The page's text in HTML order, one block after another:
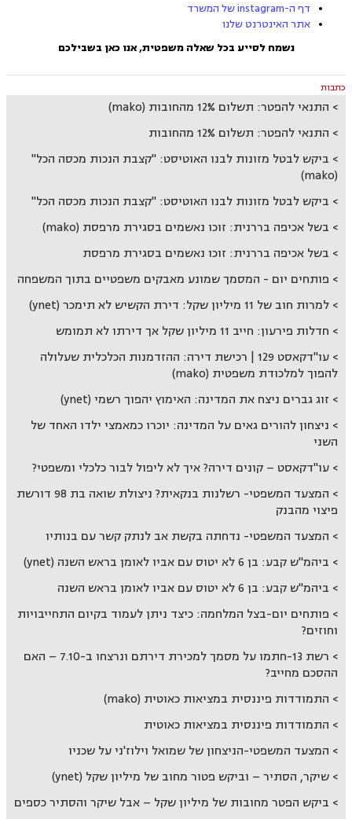
דף ה-instagram של המשרד
אתר האינטרנט שלנו
נשמח לסייע בכל שאלה משפטית, אנו כאן בשבילכם
כתבות
התנאי להפטר: תשלום 12% מהחובות (mako)
התנאי להפטר: תשלום 12% מהחובות
ביקש לבטל מזונות לבנו האוטיסט: "קצבת הנכות מכסה הכל"
(mako)
ביקש לבטל מזונות לבנו האוטיסט: "קצבת הנכות מכסה הכל"
בשל אכיפה בררנית: זוכו נאשמים בסגירת מרפסת (mako)
בשל אכיפה בררנית: זוכו נאשמים בסגירת מרפסת
פותחים יום - המסמך שמונע מאבקים משפטיים בתוך המשפחה
למרות חוב של 11 מיליון שקל: דירת הקשיש לא תימכר (ynet)
חדלות פירעון: חייב 11 מיליון שקל אך דירתו לא תמומש
עו"דקאסט 129 | רכישת דירה: ההזדמנות הכלכלית שעלולה
להפוך למלכודת משפטית (mako)
זוג גברים ניצח את המדינה: האימוץ יהפוך רשמי (ynet)
ניצחון להורים גאים על המדינה: יוכרו כמאמצי ילדו האחד של
השני
עו"דקאסט – קונים דירה? איך לא ליפול לבור כלכלי ומשפטי?
המצעד המשפטי- רשלנות בנקאית? ניצולת שואה בת 98 דורשת
פיצוי מהבנק
המצעד המשפטי- נדחתה בקשת אב לנתק קשר עם בנותיו
ביהמ"ש קבע: בן 6 לא יטוס עם אביו לאומן בראש השנה (ynet)
ביהמ"ש קבע: בן 6 לא יטוס עם אביו לאומן בראש השנה
פותחים יום-בצל המלחמה: כיצד ניתן לעמוד בקיום התחייבויות
וחוזים?
רשת 13-חתמו על מסמך למכירת דירתם ונרצחו ב-7.10 – האם
ההסכם מחייב?
התמודדות פיננסית במציאות כאוטית (mako)
התמודדות פיננסית במציאות כאוטית
המצעד המשפטי-הניצחון של שמואל וילוז'ני על שכניו
שיקר, הסתיר – וביקש פטור מחוב של מיליון שקל (ynet)
ביקש הפטר מחובות של מיליון שקל – אבל שיקר והסתיר כספים